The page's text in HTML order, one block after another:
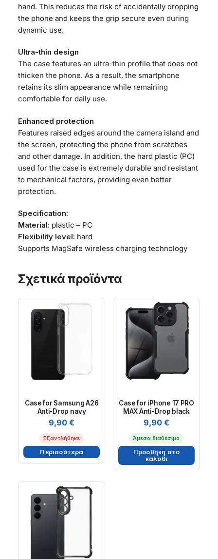
hand. This reduces the risk of accidentally dropping
the phone and keeps the grip secure even during
dynamic use.
Ultra-thin design
The case features an ultra-thin profile that does not
thicken the phone. As a result, the smartphone
retains its slim appearance while remaining
comfortable for daily use.
Enhanced protection
Features raised edges around the camera island and
the screen, protecting the phone from scratches
and other damage. In addition, the hard plastic (PC)
used for the case is extremely durable and resistant
to mechanical factors, providing even better
protection.
Specification:
Material: plastic – PC
Flexibility level: hard
Supports MagSafe wireless charging technology
Σχετικά προϊόντα
Case for Samsung A26
Anti-Drop navy
9,90€
Εξαντλήθηκε
Περισσότερα
Case for iPhone 17 PRO
MAX Anti-Drop black
9,90 €
Άμεσα διαθέσιμο
Προσθήκη στο
καλάθι